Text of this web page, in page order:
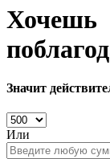
Хочешь
Значит
Или